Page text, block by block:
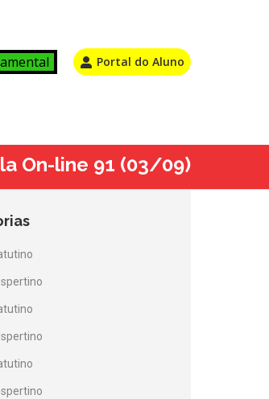
Portal do Aluno
On-line 91 (03/09)